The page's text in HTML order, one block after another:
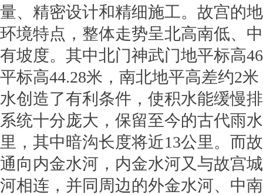
量、精密设计和精细施工。故宫的
环境特点，整体走势呈北高南低、
有坡度。其中北门神武门地平标高
平标高44.28米，南北地平高差约2
水创造了有利条件，使积水能缓慢
系统十分庞大，保留至今的古代雨
里，其中暗沟长度将近13公里。而
通向内金水河，内金水河又与故宫
河相连，并同周边的外金水河、中